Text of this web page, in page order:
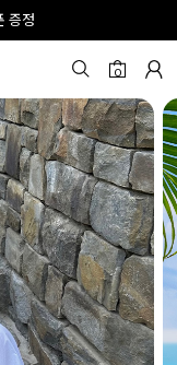
출발!
급
증정
0